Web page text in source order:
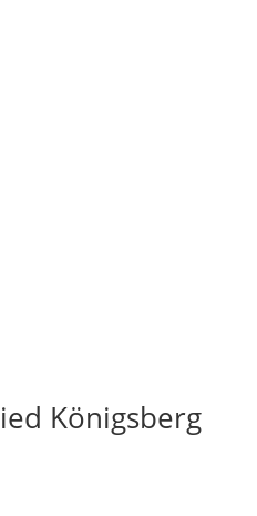
Königsberg